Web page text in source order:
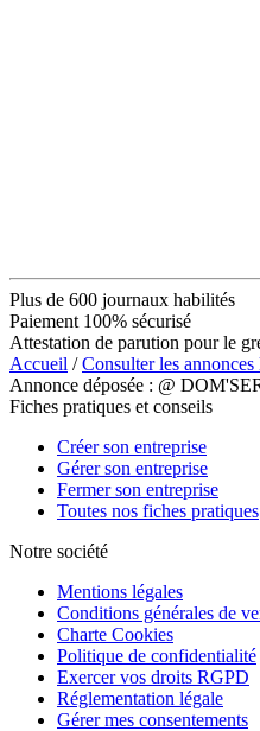
Plus de 600 journaux habilités
Paiement 100% sécurisé
Attestation de parution pour le
Accueil /Consulter les annonces
Annonce déposée : @
Fiches pratiques et conseils
Créer son entreprise
Gérer son entreprise
Fermer son entreprise
Toutes nos fiches pratiques
Notre société
Mentions légales
Conditions générales de
Charte Cookies
Politique de confidentialité
Exercer vos droits RGPD
Réglementation légale
Gérer mes consentements